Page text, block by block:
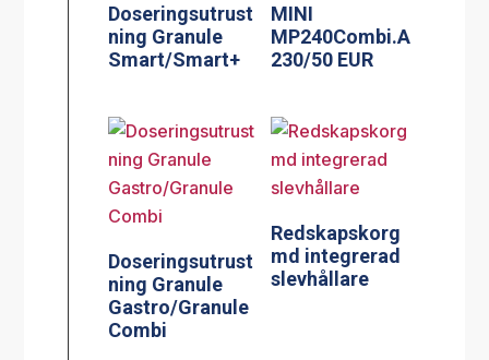
Doseringsutrust
ning Granule
Smart/Smart+
MINI
MP240Combi.A
230/50 EUR
Doseringsutrust
ning Granule
Gastro/Granule
Combi
Redskapskorg
md integrerad
slevhållare